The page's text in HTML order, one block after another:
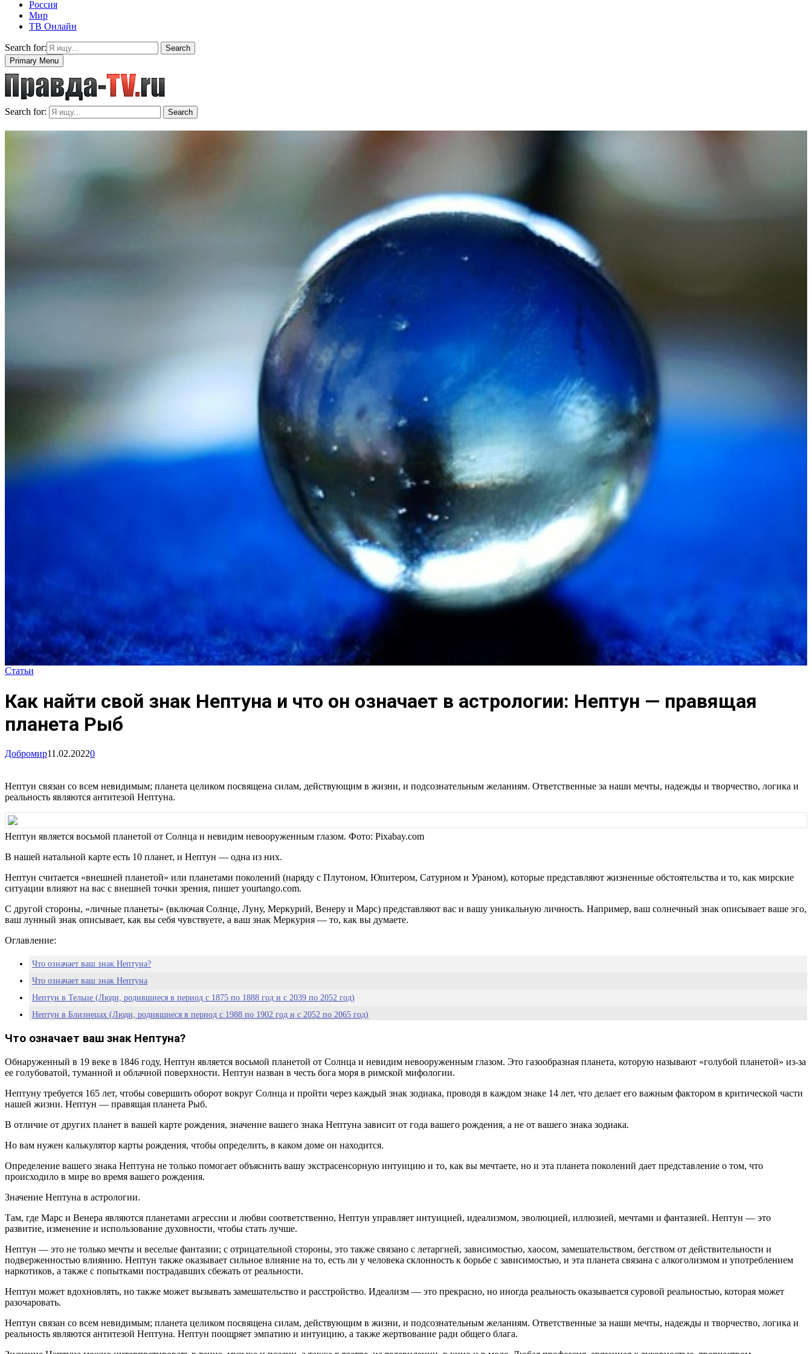
Россия
Мир
ТВ Онлайн
Search for:
Search
Primary Menu
Search for: Search
Статьи
Как найти свой знак Нептуна и что он означает в астрологии: Нептун — правящая
планета Рыб
Добромир11.02.20220
Нептун связан со всем невидимым; планета целиком посвящена силам, действующим в жизни, и подсознательным желаниям. Ответственные за наши мечты, надежды и творчество, логика и
реальность являются антитезой Нептуна.
Нептун является восьмой планетой от Солнца и невидим невооруженным глазом. Фото: Pixabay.com
В нашей натальной карте есть 10 планет, и Нептун — одна из них.
Нептун считается «внешней планетой» или планетами поколений (наряду с Плутоном, Юпитером, Сатурном и Ураном), которые представляют жизненные обстоятельства и то, как мирские
ситуации влияют на вас с внешней точки зрения, пишет yourtango.com.
С другой стороны, «личные планеты» (включая Солнце, Луну, Меркурий, Венеру и Марс) представляют вас и вашу уникальную личность. Например, ваш солнечный знак описывает ваше эго,
ваш лунный знак описывает, как вы себя чувствуете, а ваш знак Меркурия — то, как вы думаете.
Оглавление:
Что означает ваш знак Нептуна?
Что означает ваш знак Нептуна
Нептун в Тельце (Люди, родившиеся в период с 1875 по 1888 год и с 2039 по 2052 год)
Нептун в Близнецах (Люди, родившиеся в период с 1988 по 1902 год и с 2052 по 2065 год)
Нептун в Деве (Люди, родившиеся в период с 1928 по 1942 год и с 2092 по 2105 год)
Нептун в Скорпионе (люди 1956-1970 годов рождения)
Нептун в Водолее (люди 1998-2012 годов рождения)
Нептун в Рыбах (люди 2012-2026 годов рождения)
Что означает ваш знак Нептуна?
Обнаруженный в 19 веке в 1846 году, Нептун является восьмой планетой от Солнца и невидим невооруженным глазом. Это газообразная планета, которую называют «голубой планетой» из-за
ее голубоватой, туманной и облачной поверхности. Нептун назван в честь бога моря в римской мифологии.
Нептуну требуется 165 лет, чтобы совершить оборот вокруг Солнца и пройти через каждый знак зодиака, проводя в каждом знаке 14 лет, что делает его важным фактором в критической части
нашей жизни. Нептун — правящая планета Рыб.
В отличие от других планет в вашей карте рождения, значение вашего знака Нептуна зависит от года вашего рождения, а не от вашего знака зодиака.
Но вам нужен калькулятор карты рождения, чтобы определить, в каком доме он находится.
Определение вашего знака Нептуна не только помогает объяснить вашу экстрасенсорную интуицию и то, как вы мечтаете, но и эта планета поколений дает представление о том, что
происходило в мире во время вашего рождения.
Значение Нептуна в астрологии.
Там, где Марс и Венера являются планетами агрессии и любви соответственно, Нептун управляет интуицией, идеализмом, эволюцией, иллюзией, мечтами и фантазией. Нептун — это
развитие, изменение и использование духовности, чтобы стать лучше.
Нептун — это не только мечты и веселые фантазии; с отрицательной стороны, это также связано с летаргией, зависимостью, хаосом, замешательством, бегством от действительности и
подверженностью влиянию. Нептун также оказывает сильное влияние на то, есть ли у человека склонность к борьбе с зависимостью, и эта планета связана с алкоголизмом и употреблением
наркотиков, а также с попытками пострадавших сбежать от реальности.
Нептун может вдохновлять, но также может вызывать замешательство и расстройство. Идеализм — это прекрасно, но иногда реальность оказывается суровой реальностью, которая может
разочаровать.
Нептун связан со всем невидимым; планета целиком посвящена силам, действующим в жизни, и подсознательным желаниям. Ответственные за наши мечты, надежды и творчество, логика и
реальность являются антитезой Нептуна. Нептун поощряет эмпатию и интуицию, а также жертвование ради общего блага.